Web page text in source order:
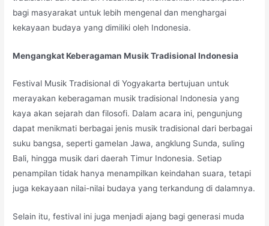
bagi masyarakat untuk lebih mengenal dan menghargai
kekayaan budaya yang dimiliki oleh Indonesia.
Mengangkat Keberagaman Musik Tradisional Indonesia
Festival Musik Tradisional di Yogyakarta bertujuan untuk
merayakan keberagaman musik tradisional Indonesia yang
kaya akan sejarah dan filosofi. Dalam acara ini, pengunjung
dapat menikmati berbagai jenis musik tradisional dari berbagai
suku bangsa, seperti gamelan Jawa, angklung Sunda, suling
Bali, hingga musik dari daerah Timur Indonesia. Setiap
penampilan tidak hanya menampilkan keindahan suara, tetapi
juga kekayaan nilai-nilai budaya yang terkandung di dalamnya.
Selain itu, festival ini juga menjadi ajang bagi generasi muda